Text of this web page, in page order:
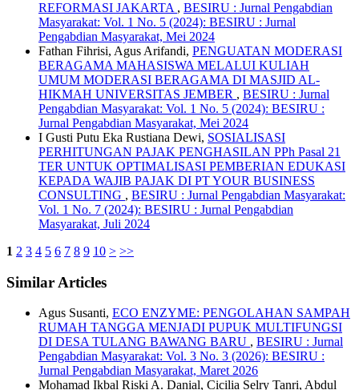
REFORMASI JAKARTA , BESIRU : Jurnal Pengabdian
Masyarakat: Vol. 1 No. 5 (2024): BESIRU : Jurnal
Pengabdian Masyarakat, Mei 2024
Fathan Fihrisi, Agus Arifandi, PENGUATAN MODERASI
BERAGAMA MAHASISWA MELALUI KULIAH
UMUM MODERASI BERAGAMA DI MASJID AL-
HIKMAH UNIVERSITAS JEMBER , BESIRU : Jurnal
Pengabdian Masyarakat: Vol. 1 No. 5 (2024): BESIRU :
Jurnal Pengabdian Masyarakat, Mei 2024
I Gusti Putu Eka Rustiana Dewi, SOSIALISASI
PERHITUNGAN PAJAK PENGHASILAN PPh Pasal 21
TER UNTUK OPTIMALISASI PEMBERIAN EDUKASI
KEPADA WAJIB PAJAK DI PT YOUR BUSINESS
CONSULTING , BESIRU : Jurnal Pengabdian Masyarakat:
Vol. 1 No. 7 (2024): BESIRU : Jurnal Pengabdian
Masyarakat, Juli 2024
1 2 3 4 5 6 7 8 9 10 > >>
Similar Articles
Agus Susanti, ECO ENZYME: PENGOLAHAN SAMPAH
RUMAH TANGGA MENJADI PUPUK MULTIFUNGSI
DI DESA TULANG BAWANG BARU , BESIRU : Jurnal
Pengabdian Masyarakat: Vol. 3 No. 3 (2026): BESIRU :
Jurnal Pengabdian Masyarakat, Maret 2026
Mohamad Ikbal Riski A. Danial, Cicilia Selry Tanri, Abdul